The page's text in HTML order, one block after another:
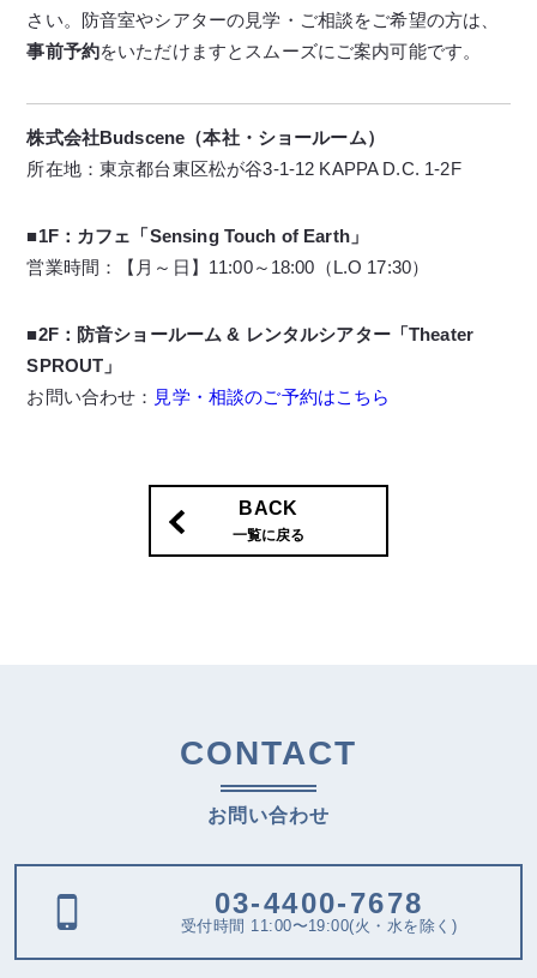
さい。防音室やシアターの見学・ご相談をご希望の方は、
事前予約をいただけますとスムーズにご案内可能です。
株式会社Budscene（本社・ショールーム）
所在地：東京都台東区松が谷3-1-12 KAPPA D.C. 1-2F
■1F：カフェ「Sensing Touch of Earth」
営業時間：【月～日】11:00～18:00（L.O 17:30）
■2F：防音ショールーム & レンタルシアター「Theater
SPROUT」
お問い合わせ： 見学・相談のご予約はこちら
BACK
一覧に戻る
CONTACT
お問い合わせ
03-4400-7678
受付時間 11:00〜19:00(火・水を除く)